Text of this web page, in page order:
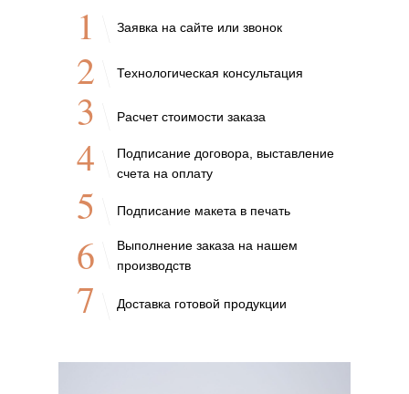
Заявка на сайте или звонок
Технологическая консультация
Расчет стоимости заказа
Подписание договора, выставление
счета на оплату
Подписание макета в печать
Выполнение заказа на нашем
производств
Доставка готовой продукции
1
2
3
4
5
6
7